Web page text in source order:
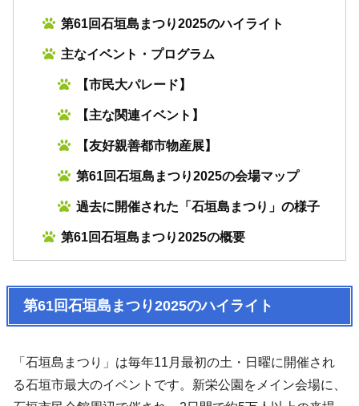
第61回石垣島まつり2025のハイライト
主なイベント・プログラム
【市民大パレード】
【主な関連イベント】
【友好親善都市物産展】
第61回石垣島まつり2025の会場マップ
過去に開催された「石垣島まつり」の様子
第61回石垣島まつり2025の概要
第61回石垣島まつり2025のハイライト
「石垣島まつり」は毎年11月最初の土・日曜に開催され
る石垣市最大のイベントです。新栄公園をメイン会場に、